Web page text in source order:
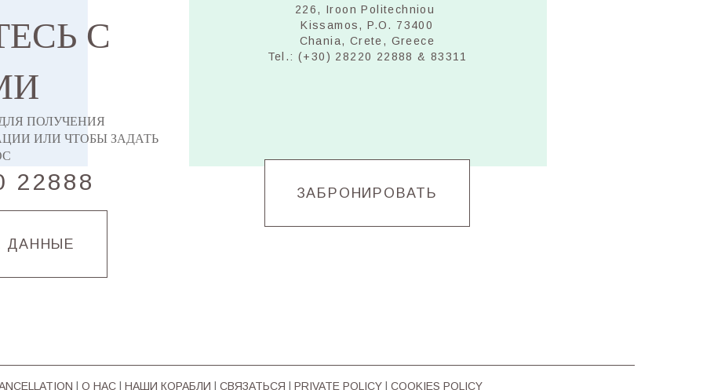
С
ПОЛУЧЕНИЯ
ИЛИ ЧТОБЫ ЗАДАТЬ
22888
ДАННЫЕ
226, Iroon Politechniou
Kissamos, P.O. 73400
Chania, Crete, Greece
Tel.: (+30) 28220 22888 & 83311
ЗАБРОНИРОВАТЬ
О НАС| НАШИ КОРАБЛИ СВЯЗАТЬСЯ PRIVATE POLICY| COOKIES POLICY